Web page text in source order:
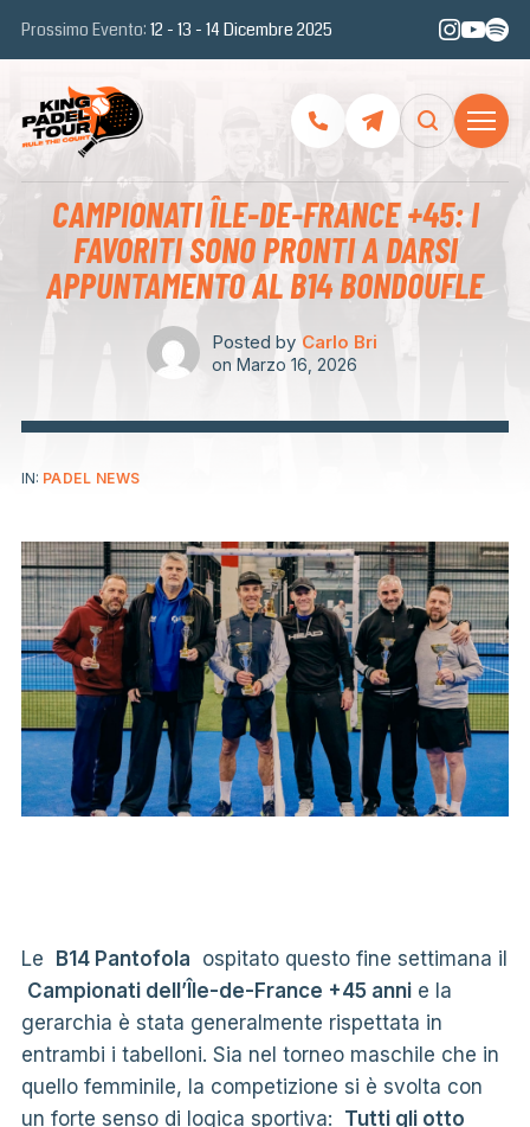
Prossimo Evento: 12 - 13 - 14 Dicembre 2025
CAMPIONATI ÎLE-DE-FRANCE +45: I
FAVORITI SONO PRONTI A DARSI
APPUNTAMENTO AL B14 BONDOUFLE
Posted by Carlo Bri
on Marzo 16, 2026
IN: PADEL NEWS
Le B14 Pantofola ospitato questo fine settimana il
Campionati dell’Île-de-France +45 annie la
gerarchia è stata generalmente rispettata in
entrambi i tabelloni. Sia nel torneo maschile che in
quello femminile, la competizione si è svolta con
un forte senso di logica sportiva: Tutti gli otto